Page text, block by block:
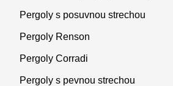
Pergoly s posuvnou strechou
Pergoly Renson
Pergoly Corradi
Pergoly s pevnou strechou